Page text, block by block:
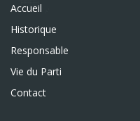
Accueil
Historique
Responsable
Vie du Parti
Contact